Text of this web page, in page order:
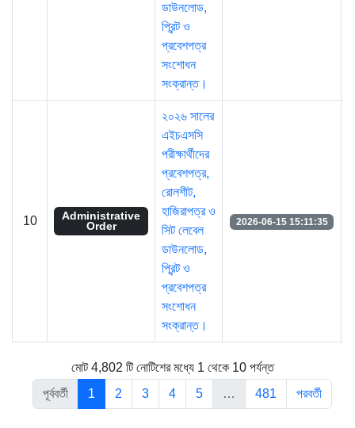
ডাউনলোড,
প্রিন্ট ও
প্রবেশপত্র
সংশোধন
সংক্রান্ত।
10
Administrative
Order
২০২৬ সালের
এইচএসসি
পরীক্ষার্থীদের
প্রবেশপত্র,
রোলশীট,
হাজিরাপত্র ও
সিট লেবেল
ডাউনলোড,
প্রিন্ট ও
প্রবেশপত্র
সংশোধন
সংক্রান্ত।
2026-06-15 15:11:35
মোট 4,802 টি নোটিশের মধ্যে 1 থেকে 10 পর্যন্ত
পূর্ববর্তী
1 2 3 4 5 … 481 পরবর্তী